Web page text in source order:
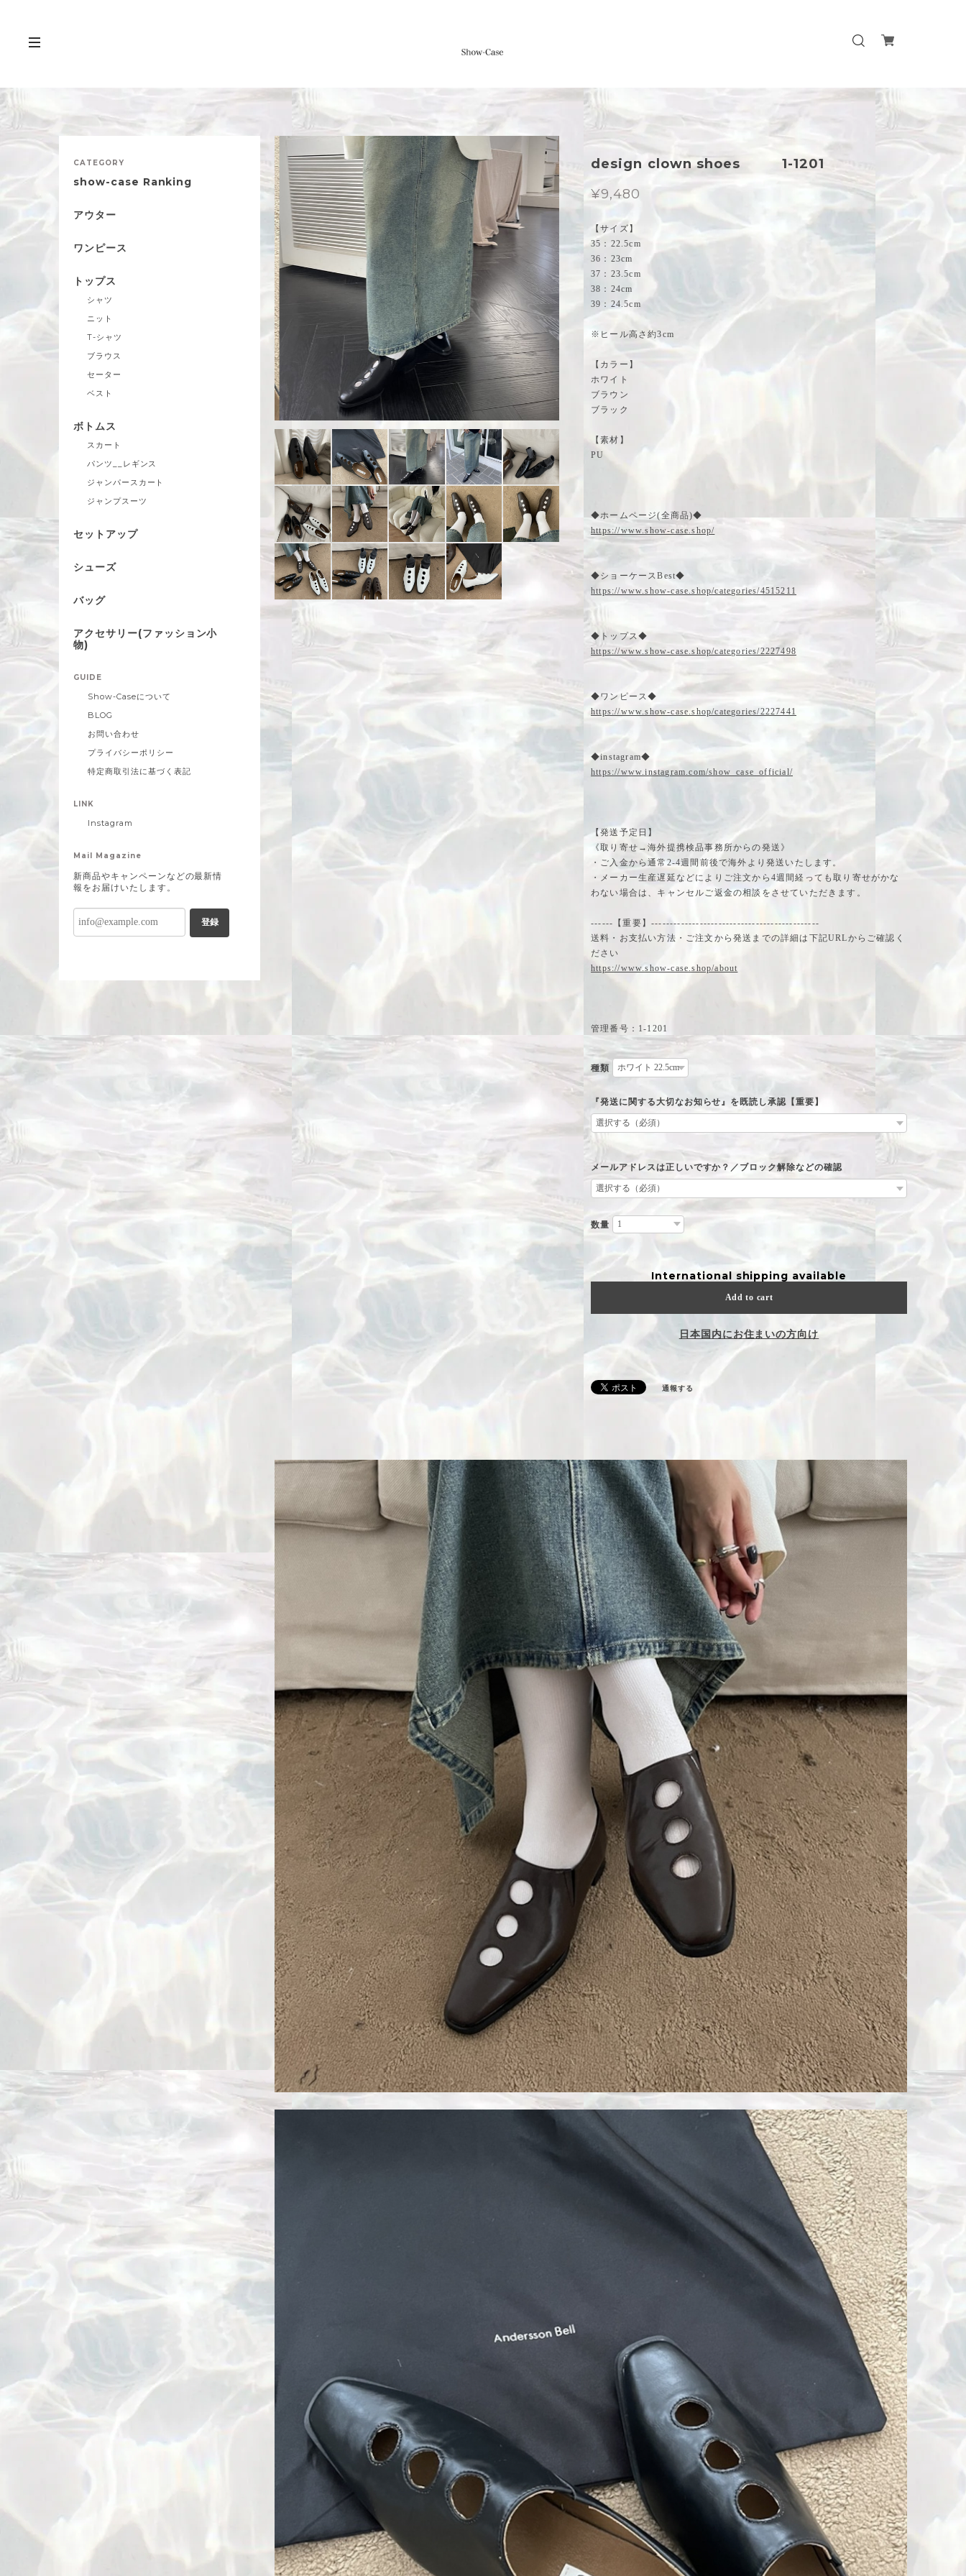
design clown shoes 1-1201
¥9,480
【サイズ】
35：22.5cm
36：23cm
37：23.5cm
38：24cm
39：24.5cm
※ヒール高さ約3cm
【カラー】
ホワイト
ブラウン
ブラック
【素材】
PU
◆ホームページ(全商品)◆
https://www.show-case.shop/
◆ショーケースBest◆
https://www.show-case.shop/categories/4515211
◆トップス◆
https://www.show-case.shop/categories/2227498
◆ワンピース◆
https://www.show-case.shop/categories/2227441
◆instagram◆
https://www.instagram.com/show_case_official/
【発送予定日】
《取り寄せ→海外提携検品事務所からの発送》
・ご入金から通常2-4週間前後で海外より発送いたします。
・メーカー生産遅延などによりご注文から4週間経っても取り寄せがかな
わない場合は、キャンセルご返金の相談をさせていただきます。
------【重要】---------------------------------------------
送料・お支払い方法・ご注文から発送までの詳細は下記URLからご確認く
ださい
https://www.show-case.shop/about
管理番号：1-1201
種類
『発送に関する大切なお知らせ』を既読し承認【重要】
メールアドレスは正しいですか？／ブロック解除などの確認
数量
International shipping available
Add to cart
日本国内にお住まいの方向け
通報する
CATEGORY
show-case Ranking
アウター
ワンピース
トップス
シャツ
ニット
T-シャツ
ブラウス
セーター
ベスト
ボトムス
スカート
パンツ__レギンス
ジャンパースカート
ジャンプスーツ
セットアップ
シューズ
バッグ
アクセサリー(ファッション小
物)
GUIDE
Show-Caseについて
BLOG
お問い合わせ
プライバシーポリシー
特定商取引法に基づく表記
LINK
Instagram
Mail Magazine
新商品やキャンペーンなどの最新情
報をお届けいたします。
登録